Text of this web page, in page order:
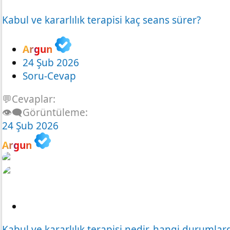
r
Kabul ve kararlılık terapisi kaç seans sürer?
Argun
24 Şub 2026
Soru-Cevap
💬Cevaplar
👁️‍🗨️Görüntüleme
24 Şub 2026
Argun